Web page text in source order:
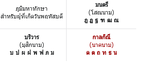
ภูมิมหาทักษา
สำหรับผู้ที่เกิดวันพฤหัสบดี
มนตรี
(โสณนาม)
ฎ ฏ ฐ ฑ ฒ ณ
บริวาร
(มุสิกนาม)
บ ป ผ ฝ พ ฟ ภ ม
กาลกิณี
(นาคนาม)
ด ต ถ ท ธ น